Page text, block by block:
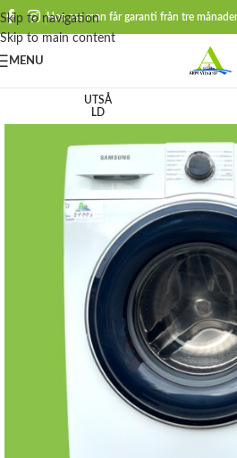
Skip to navigation
Skip to main content
Hos oss man får garanti från tre
MENU
UTSÅ
LD